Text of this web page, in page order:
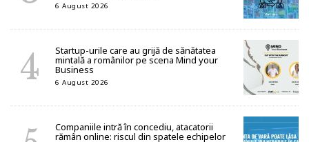
6 August 2026
Startup-urile care au grijă de sănătatea
mintală a românilor pe scena Mind your
Business
6 August 2026
Companiile intră în concediu, atacatorii
rămân online: riscul din spatele echipelor